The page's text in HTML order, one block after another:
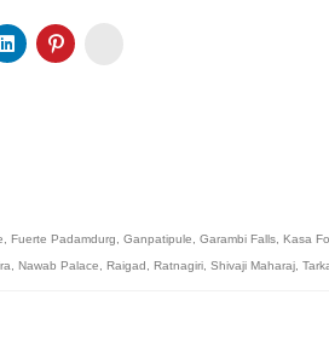
Fuerte Padamdurg Ganpatipule Garambi Falls, Kasa
Nawab Palace Raigad Ratnagiri, Shivaji Maharaj,